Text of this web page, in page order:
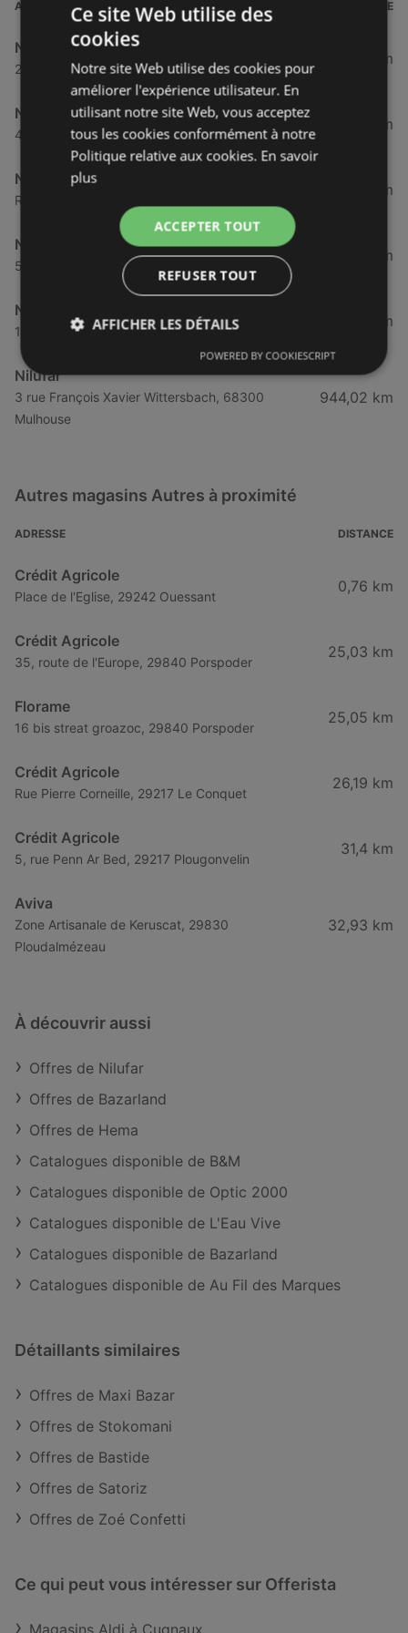
ADRESSE DISTANCE
Nilufar
23 Avenue du Tilleul, 90160 Bessoncourt
896,8 km
Nilufar
43, rue Herzog - Logelbach, 68124 Wintzenheim
918,2 km
Nilufar
Rue Wittholz Z.A., 67340 Ingwiller
923,49 km
Nilufar
5c Rue du Fort, 67118 Geispolsheim
941,22 km
Nilufar
10 rue des Mercuriales, 67450 Lampertheim
942,63 km
Nilufar
3 rue François Xavier Wittersbach, 68300
Mulhouse
944,02 km
Autres magasins Autres à proximité
ADRESSE DISTANCE
Crédit Agricole
Place de l'Eglise, 29242 Ouessant
0,76 km
Crédit Agricole
35, route de l'Europe, 29840 Porspoder
25,03 km
Florame
16 bis streat groazoc, 29840 Porspoder
25,05 km
Crédit Agricole
Rue Pierre Corneille, 29217 Le Conquet
26,19 km
Crédit Agricole
5, rue Penn Ar Bed, 29217 Plougonvelin
31,4 km
Aviva
Zone Artisanale de Keruscat, 29830
Ploudalmézeau
32,93 km
À découvrir aussi
Offres de Nilufar
Offres de Bazarland
Offres de Hema
Catalogues disponible de B&M
Catalogues disponible de Optic 2000
Catalogues disponible de L'Eau Vive
Catalogues disponible de Bazarland
Catalogues disponible de Au Fil des Marques
Détaillants similaires
Offres de Maxi Bazar
Offres de Stokomani
Offres de Bastide
Offres de Satoriz
Offres de Zoé Confetti
Ce qui peut vous intéresser sur Offerista
Ce site Web utilise des
cookies
Notre site Web utilise des cookies pour
améliorer l'expérience utilisateur. En
utilisant notre site Web, vous acceptez
tous les cookies conformément à notre
Politique relative aux cookies. En savoir
plus
ACCEPTER TOUT
REFUSER TOUT
AFFICHER LES DÉTAILS
POWERED BY COOKIESCRIPT